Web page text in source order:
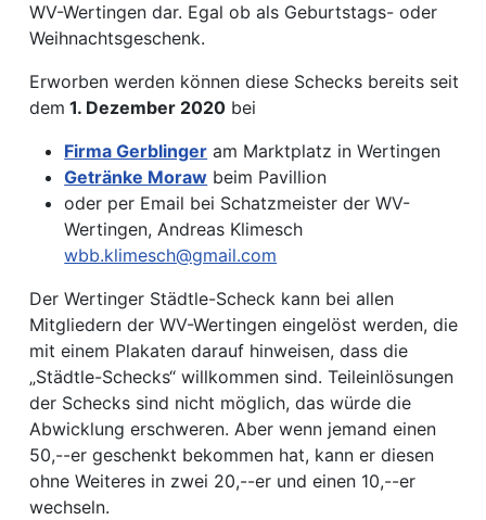
WV-Wertingen dar. Egal ob als Geburtstags- oder
Weihnachtsgeschenk.
Erworben werden können diese Schecks bereits seit
dem 1. Dezember 2020 bei
Firma Gerblinger am Marktplatz in Wertingen
Getränke Moraw beim Pavillion
oder per Email bei Schatzmeister der WV-
Wertingen, Andreas Klimesch
wbb.klimesch@gmail.com
Der Wertinger Städtle-Scheck kann bei allen
Mitgliedern der WV-Wertingen eingelöst werden, die
mit einem Plakaten darauf hinweisen, dass die
„Städtle-Schecks“ willkommen sind. Teileinlösungen
der Schecks sind nicht möglich, das würde die
Abwicklung erschweren. Aber wenn jemand einen
50,--er geschenkt bekommen hat, kann er diesen
ohne Weiteres in zwei 20,--er und einen 10,--er
wechseln.